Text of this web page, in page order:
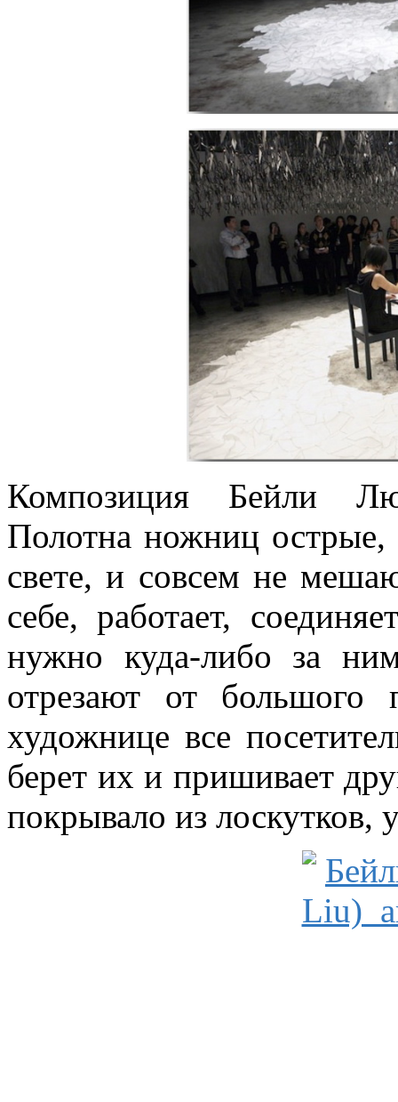
Композиция Бейли
Полотна ножниц острые,
свете, и совсем не
себе, работает,
нужно куда-либо за
отрезают от большого
художнице все
берет их и пришивает
покрывало из лоскутков,